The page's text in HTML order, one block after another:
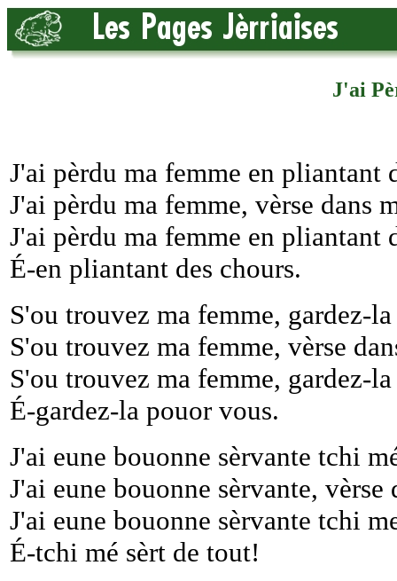
J'ai
J'ai pèrdu ma femme en pliantant
J'ai pèrdu ma femme, vèrse dans
J'ai pèrdu ma femme en pliantant
É-en pliantant des chours.
S'ou trouvez ma femme, gardez-
S'ou trouvez ma femme, vèrse
S'ou trouvez ma femme, gardez-
É-gardez-la pouor vous.
J'ai eune bouonne sèrvante tchi
J'ai eune bouonne sèrvante, vèrse
J'ai eune bouonne sèrvante tchi
É-tchi mé sèrt de tout!